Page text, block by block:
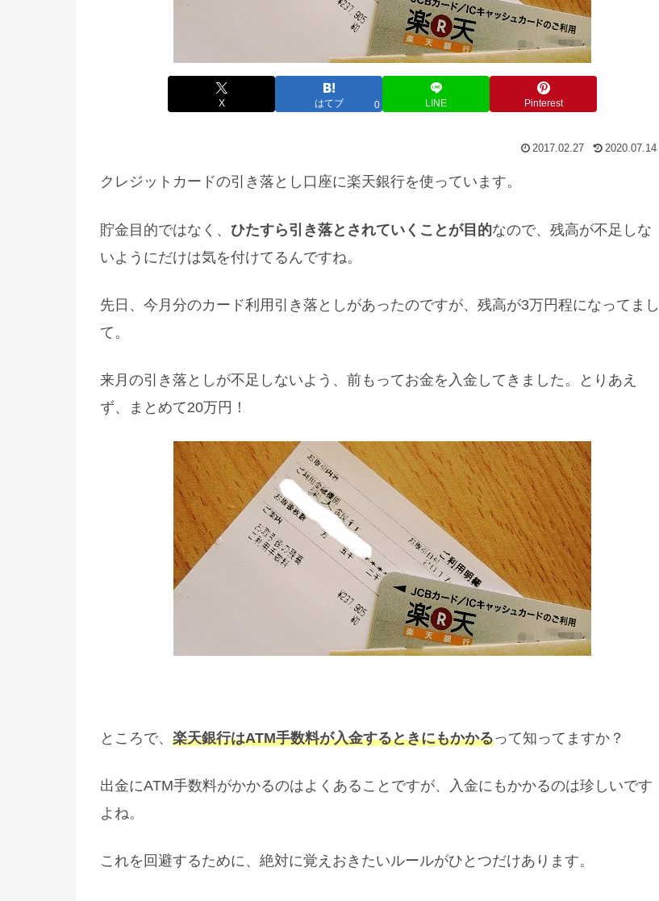
X はてブ 0 LINE Pinterest
2017.02.27 2020.07.14
クレジットカードの引き落とし口座に楽天銀行を使っています。
貯金目的ではなく、 ひたすら引き落とされていくことが目的なので、残高が不足しな
いようにだけは気を付けてるんですね。
先日、今月分のカード利用引き落としがあったのですが、残高が3万円程になってまし
て。
来月の引き落としが不足しないよう、前もってお金を入金してきました。とりあえ
ず、まとめて20万円！
ところで、 楽天銀行はATM手数料が入金するときにもかかるって知ってますか？
出金にATM手数料がかかるのはよくあることですが、入金にもかかるのは珍しいです
よね。
これを回避するために、絶対に覚えおきたいルールがひとつだけあります。